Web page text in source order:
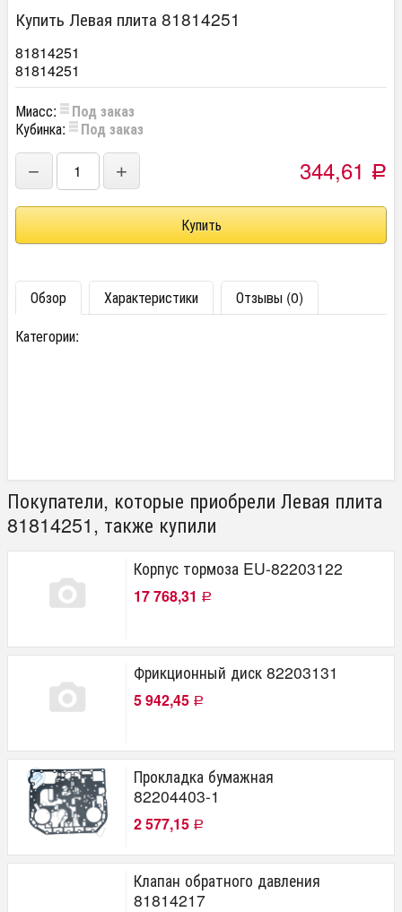
Купить Левая плита 81814251
81814251
81814251
Миасс:
Под заказ
Кубинка:
Под заказ
− + 344,61 Р
Обзор Характеристики
Отзывы (0)
Категории:
Покупатели, которые приобрели Левая плита
81814251, также купили
Корпус тормоза EU-82203122
17 768,31 Р
Фрикционный диск 82203131
5 942,45 Р
Прокладка бумажная
82204403-1
2 577,15 Р
Клапан обратного давления
81814217